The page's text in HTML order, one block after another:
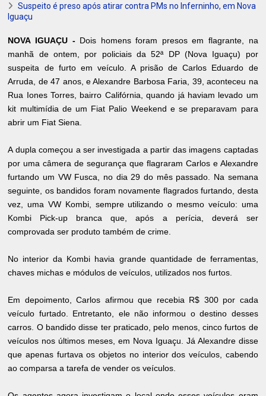
Suspeito é preso após atirar contra PMs no Inferninho, em Nova
Iguaçu
NOVA IGUAÇU - Dois homens foram presos em flagrante, na
manhã de ontem, por policiais da 52ª DP (Nova Iguaçu) por
suspeita de furto em veículo. A prisão de Carlos Eduardo de
Arruda, de 47 anos, e Alexandre Barbosa Faria, 39, aconteceu na
Rua Iones Torres, bairro Califórnia, quando já haviam levado um
kit multimídia de um Fiat Palio Weekend e se preparavam para
abrir um Fiat Siena.
A dupla começou a ser investigada a partir das imagens captadas
por uma câmera de segurança que flagraram Carlos e Alexandre
furtando um VW Fusca, no dia 29 do mês passado. Na semana
seguinte, os bandidos foram novamente flagrados furtando, desta
vez, uma VW Kombi, sempre utilizando o mesmo veículo: uma
Kombi Pick-up branca que, após a perícia, deverá ser
comprovada ser produto também de crime.
No interior da Kombi havia grande quantidade de ferramentas,
chaves michas e módulos de veículos, utilizados nos furtos.
Em depoimento, Carlos afirmou que recebia R$ 300 por cada
veículo furtado. Entretanto, ele não informou o destino desses
carros. O bandido disse ter praticado, pelo menos, cinco furtos de
veículos nos últimos meses, em Nova Iguaçu. Já Alexandre disse
que apenas furtava os objetos no interior dos veículos, cabendo
ao comparsa a tarefa de vender os veículos.